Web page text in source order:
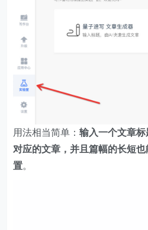
用法相当简单：输入一个文章
对应的文章，并且篇幅的长短
置。